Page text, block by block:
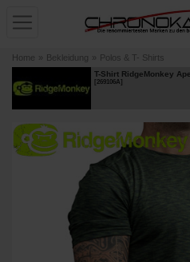
Home » Bekleidung » Polos & T- Shirts
T-Shirt RidgeMonkey
[269106A]